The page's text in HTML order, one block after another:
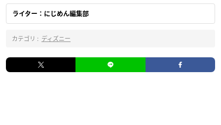
ライター：にじめん編集部
カテゴリ : ディズニー